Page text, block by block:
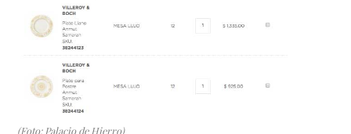
(Foto: Palacio de Hierro)